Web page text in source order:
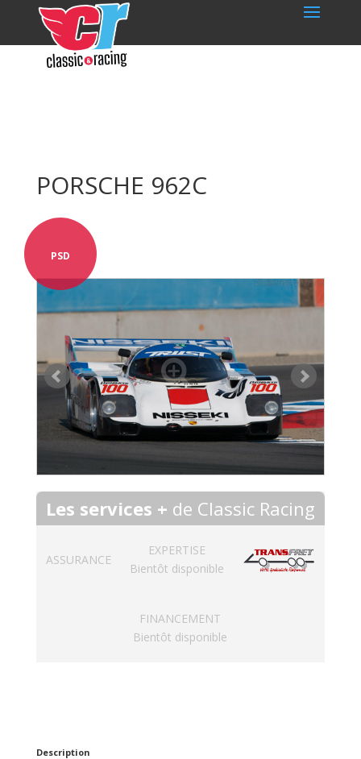
PORSCHE 962C
PSD
Les services + de Classic Racing
ASSURANCE
EXPERTISE
Bientôt disponible
FINANCEMENT
Bientôt disponible
Description